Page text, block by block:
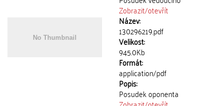
Zobrazit/otevřít
Název:
130296219.pdf
Velikost:
945.0Kb
Formát:
application/pdf
Popis:
Posudek oponenta